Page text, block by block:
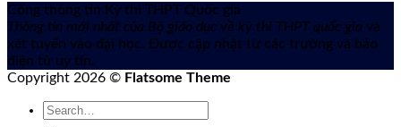
Cổng thông tin Kỳ thi THPT Quốc gia
Thông tin mới nhất của Bộ giáo dục về kỳ thi THPT quốc gia và
xét tuyển vào đại học. Được cập nhật từ các trường và báo
điện tử uy tín.
Copyright 2026 © Flatsome Theme